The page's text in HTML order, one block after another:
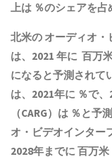
上は ％のシェアを占
北米の オーディオ・
は、2021 年に 百万
になると予測されて
は、2021年に ％で
（CARG）は ％と
オ・ビデオインター
2028年までに 百万